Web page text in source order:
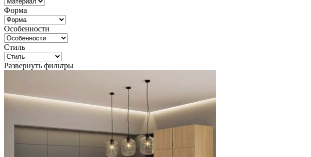
Форма
Особенности
Стиль
Развернуть фильтры